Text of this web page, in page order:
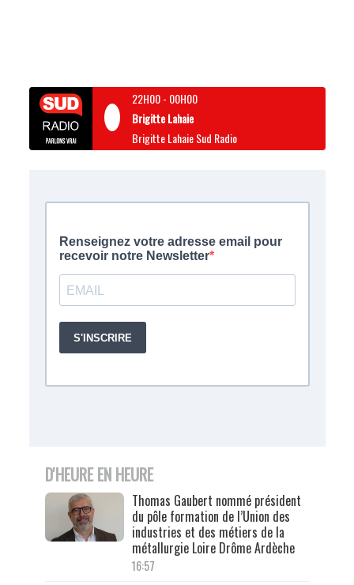
22H00- 00H00
Brigitte Lahaie
Brigitte Lahaie Sud Radio
D'HEURE EN HEURE
Thomas Gaubert nommé président
du pôle formation de l’Union des
industries et des métiers de la
métallurgie Loire Drôme Ardèche
16:57